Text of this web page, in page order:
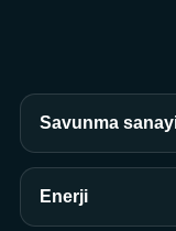
Savunma
Enerji